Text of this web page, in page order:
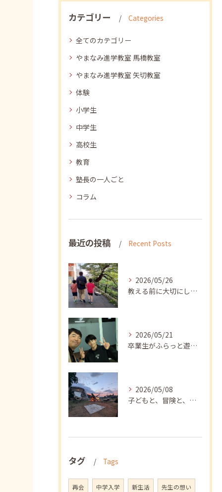
カテゴリー Categories
全てのカテゴリー
やまなみ進学教室 馬橋教室
やまなみ進学教室 矢切教室
体験
小学生
中学生
高校生
教育
塾長の一人ごと
コラム
最近の投稿 Recent Posts
2026/05/26
教える前に大切にしたいこと
2026/05/21
卒業生がふらっと遊びに来てくれました
2026/05/08
子どもと、冒険と、学び
タグ Tags
再会 中学入学 新生活 先生の想い